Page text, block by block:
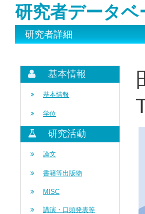
研究者データベ
研究者詳細
基本情報
基本情報
学位
研究活動
論文
書籍等出版物
MISC
講演・口頭発表等